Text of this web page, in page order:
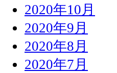
2020年10月
2020年9月
2020年8月
2020年7月